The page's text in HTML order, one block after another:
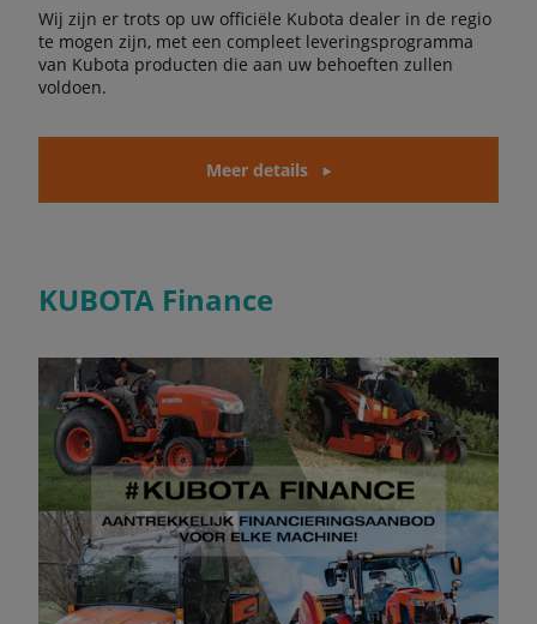
Wij zijn er trots op uw officiële Kubota dealer in de regio
te mogen zijn, met een compleet leveringsprogramma
van Kubota producten die aan uw behoeften zullen
voldoen.
Meer details
KUBOTA Finance